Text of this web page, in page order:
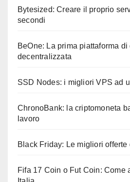
Bytesized: Creare il proprio
secondi
BeOne: La prima piattaforma di
decentralizzata
SSD Nodes: i migliori VPS ad
ChronoBank: la criptomoneta
lavoro
Black Friday: Le migliori offerte
Fifa 17 Coin o Fut Coin: Come